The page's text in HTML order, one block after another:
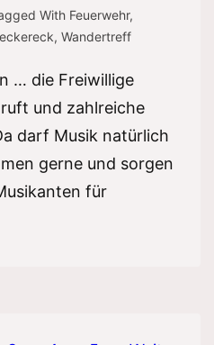
With Feuerwehr,
, Wandertreff
… die Freiwillige
und zahlreiche
darf Musik natürlich
gerne und sorgen
für